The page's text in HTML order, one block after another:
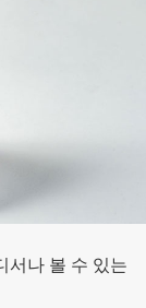
서나 볼 수 있는